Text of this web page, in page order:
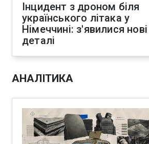
Інцидент з дроном біля
українського літака у
Німеччині: з'явилися нові
деталі
АНАЛІТИКА